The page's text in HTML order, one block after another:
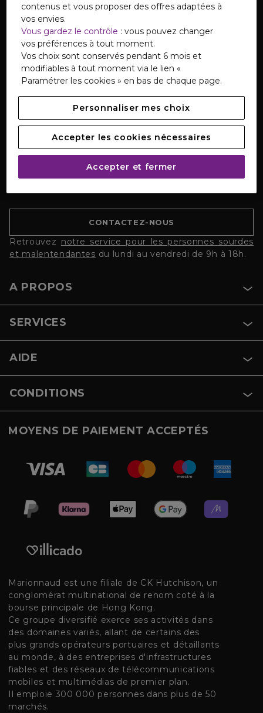
S'INSCRIRE
TÉLÉCHARGEZ NOTRE APPLICATION
SERVICE CLIENTS
Notre Service Clients est disponible du lundi au
CONTACTEZ-NOUS
Retrouvez notre service pour les personnes sourdes
et malentendantes du lundi au vendredi de 9h à 18h.
A PROPOS
SERVICES
AIDE
CONDITIONS
MOYENS DE PAIEMENT ACCEPTÉS
Marionnaud est une filiale de CK Hutchison, un
conglomérat multinational de renom coté à la
bourse principale de Hong Kong.
Ce groupe diversifié exerce ses activités dans
des domaines variés, allant de certains des
plus grands opérateurs portuaires et détaillants
au monde, à des entreprises d'infrastructures
fiables et des réseaux de télécommunications
mobiles et multimédias de premier plan.
Il emploie 300 000 personnes dans plus de 50
marchés.
contenus et vous proposer des offres adaptées à
vos envies.
Vous gardez le contrôle : vous pouvez changer
vos préférences à tout moment.
Vos choix sont conservés pendant 6 mois et
modifiables à tout moment via le lien «
Paramétrer les cookies » en bas de chaque page.
Personnaliser mes choix
Accepter les cookies nécessaires
Accepter et fermer